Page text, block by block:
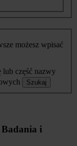
możesz wpisać
lub część nazwy
Szukaj
i